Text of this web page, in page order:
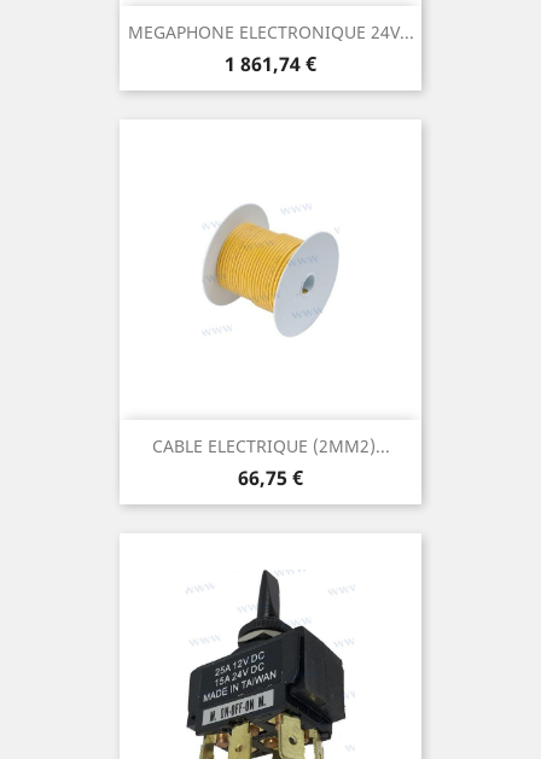
MEGAPHONE ELECTRONIQUE 24V...
Prix
1 861,74 €
CABLE ELECTRIQUE (2MM2)...
Prix
66,75 €